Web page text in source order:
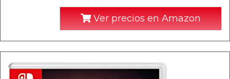
Ver precios en Amazon